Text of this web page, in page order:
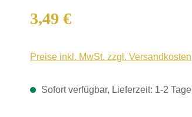
Regulärer Preis:
3,49 €
Preise inkl. MwSt. zzgl. Versandkosten
Sofort verfügbar, Lieferzeit: 1-2 Tage